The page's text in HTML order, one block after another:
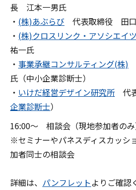
長 江本一男氏
・ (株)あぶらび 代表取締役 田
・ (株)クロスリンク・アソシエイツ
祐一氏
・ 事業承継コンサルティング(株)
氏（中小企業診断士）
・ いけだ経営デザイン研究所 代
企業診断士）
16:00～ 相談会（現地参加者のみ
※セミナーやパネスディスカッシ
加者同士の相談会
詳細は、 パンフレットよりご確認